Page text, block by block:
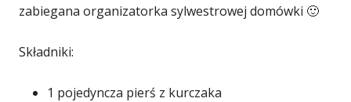
zabiegana organizatorka sylwestrowej domówki 🙂
Składniki:
1 pojedyncza pierś z kurczaka